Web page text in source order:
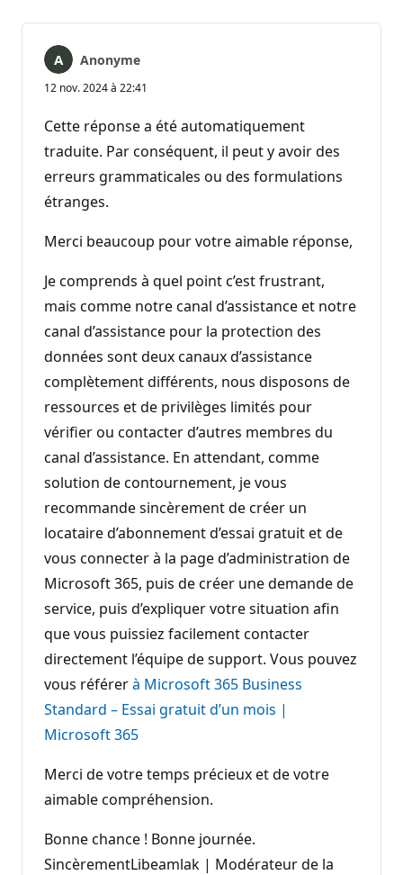
Anonyme
12 nov. 2024 à 22:41
Cette réponse a été automatiquement
traduite. Par conséquent, il peut y avoir des
erreurs grammaticales ou des formulations
étranges.
Merci beaucoup pour votre aimable réponse,
Je comprends à quel point c’est frustrant,
mais comme notre canal d’assistance et notre
canal d’assistance pour la protection des
données sont deux canaux d’assistance
complètement différents, nous disposons de
ressources et de privilèges limités pour
vérifier ou contacter d’autres membres du
canal d’assistance. En attendant, comme
solution de contournement, je vous
recommande sincèrement de créer un
locataire d’abonnement d’essai gratuit et de
vous connecter à la page d’administration de
Microsoft 365, puis de créer une demande de
service, puis d’expliquer votre situation afin
que vous puissiez facilement contacter
directement l’équipe de support. Vous pouvez
vous référerà Microsoft 365 Business
Standard – Essai gratuit d’un mois |
Microsoft 365
Merci de votre temps précieux et de votre
aimable compréhension.
Bonne chance ! Bonne journée.
SincèrementLibeamlak | Modérateur de la